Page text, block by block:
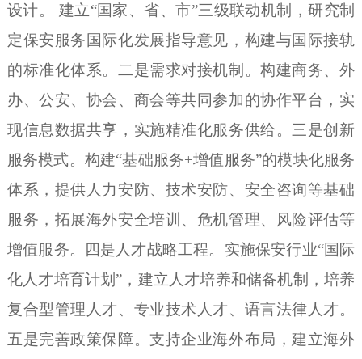
设计。 建立“国家、省、市”三级联动机制，研究制
定保安服务国际化发展指导意见，构建与国际接轨
的标准化体系。 二是需求对接机制。构建商务、外
办、公安、 协会、商会等共同参加的协作平台，实
现信息数据共享，实施精准化服务供给。三是创新
服务模式。构建“基础服务+增值服务”的模块化服务
体系， 提供 人力安防、技术安防、安全咨询等基础
服务 ， 拓展海外安全培训、危机管理、风险评估等
增值服务。四是 人才战略工程。实施保安行业“国际
化人才培育计划 ”， 建立人才培养和储备机制， 培养
复合型管理人才、专业技术人才、语言法律人才。
五是完善政策保障。支持企业海外布局，建立海外